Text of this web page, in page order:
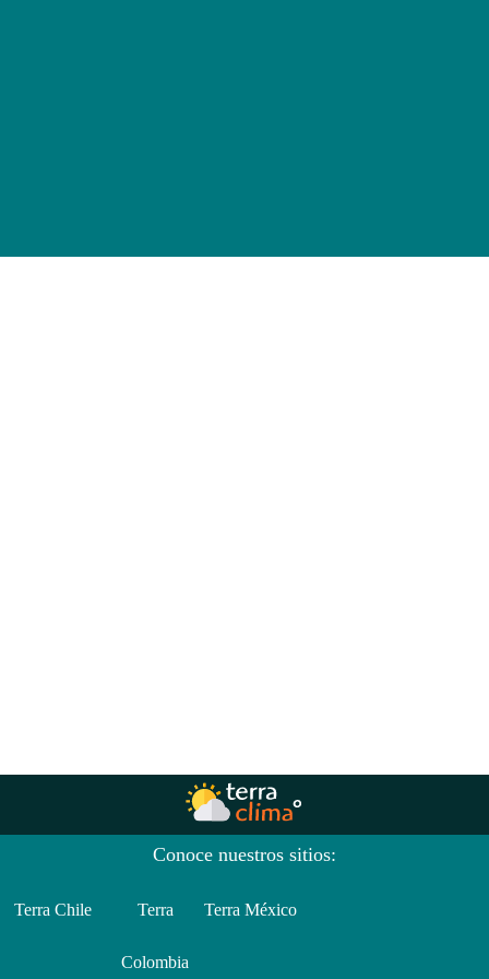
Conoce nuestros sitios:
Terra Chile Terra
Colombia
Terra México